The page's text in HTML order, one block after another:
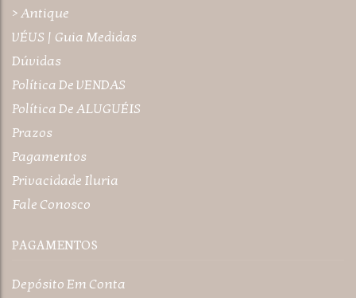
> Antique
VÉUS | Guia Medidas
Dúvidas
Política De VENDAS
Política De ALUGUÉIS
Prazos
Pagamentos
Privacidade Iluria
Fale Conosco
PAGAMENTOS
Depósito Em Conta